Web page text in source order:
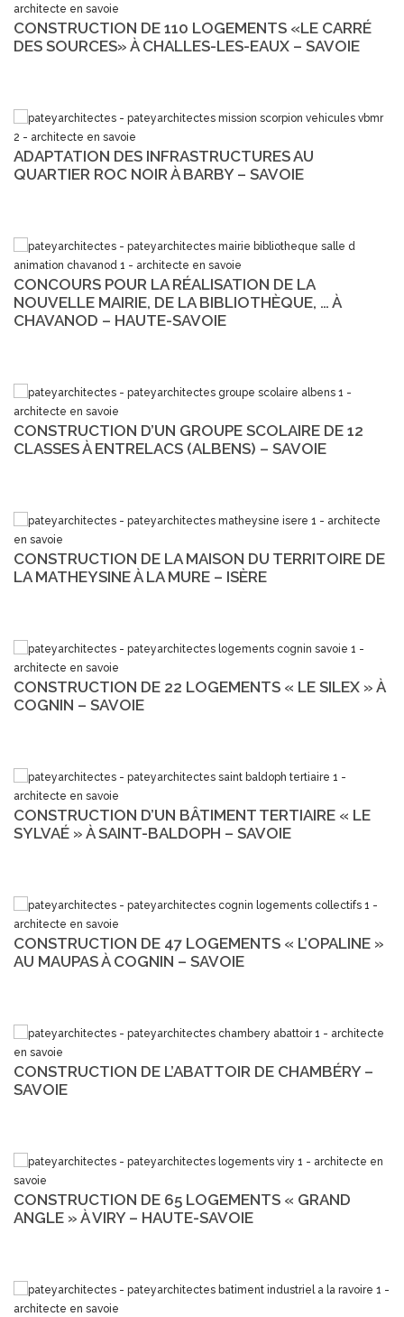
CONSTRUCTION DE 110 LOGEMENTS «LE CARRÉ
DES SOURCES» À CHALLES-LES-EAUX – SAVOIE
ADAPTATION DES INFRASTRUCTURES AU
QUARTIER ROC NOIR À BARBY – SAVOIE
CONCOURS POUR LA RÉALISATION DE LA
NOUVELLE MAIRIE, DE LA BIBLIOTHÈQUE, … À
CHAVANOD – HAUTE-SAVOIE
CONSTRUCTION D’UN GROUPE SCOLAIRE DE 12
CLASSES À ENTRELACS (ALBENS) – SAVOIE
CONSTRUCTION DE LA MAISON DU TERRITOIRE DE
LA MATHEYSINE À LA MURE – ISÈRE
CONSTRUCTION DE 22 LOGEMENTS « LE SILEX » À
COGNIN – SAVOIE
CONSTRUCTION D’UN BÂTIMENT TERTIAIRE « LE
SYLVAÉ » À SAINT-BALDOPH – SAVOIE
CONSTRUCTION DE 47 LOGEMENTS « L’OPALINE »
AU MAUPAS À COGNIN – SAVOIE
CONSTRUCTION DE L’ABATTOIR DE CHAMBÉRY –
SAVOIE
CONSTRUCTION DE 65 LOGEMENTS « GRAND
ANGLE » À VIRY – HAUTE-SAVOIE